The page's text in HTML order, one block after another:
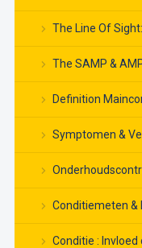
The Line Of
The SAMP &
Definition
Symptomen &
Conditiemeten &
Conditie : Invloed